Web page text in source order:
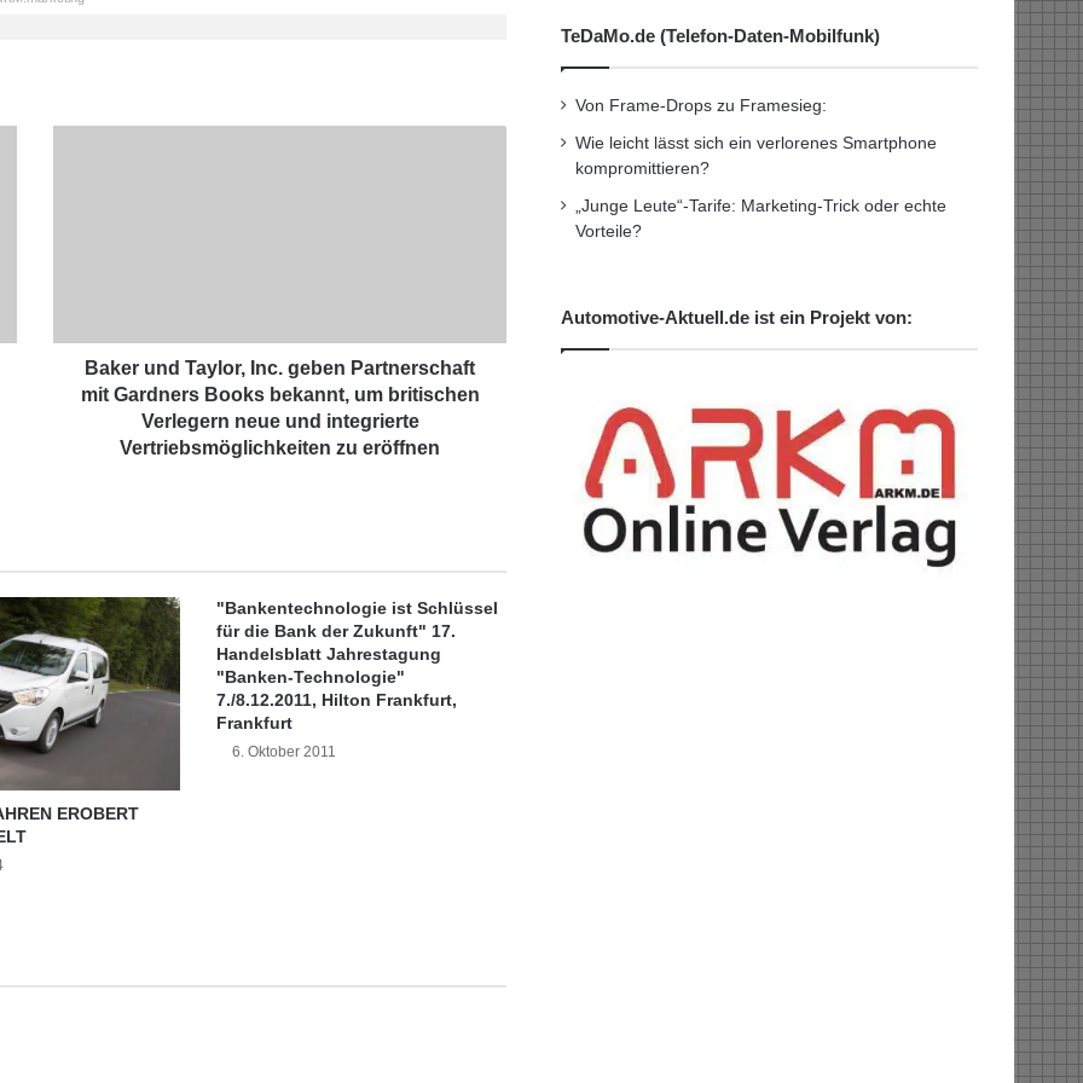
T
c
.
g
e
b
e
n
P
Baker und Taylor, Inc. geben Partnerschaft
mit Gardners Books bekannt, um britischen
Verlegern neue und integrierte
Vertriebsmöglichkeiten zu eröffnen
EROBERT
"Bankentechnologie ist Schlüssel
für die Bank der Zukunft" 17.
Handelsblatt Jahrestagung
"Banken-Technologie"
7./8.12.2011, Hilton Frankfurt,
Frankfurt
6. Oktober 2011
TeDaMo.de (Telefon-Daten-Mobilfunk)
Von Frame-Drops zu Framesieg:
Wie leicht lässt sich ein verlorenes Smartphone
kompromittieren?
„Junge Leute“-Tarife: Marketing-Trick oder echte
Vorteile?
Automotive-Aktuell.de ist ein Projekt von: